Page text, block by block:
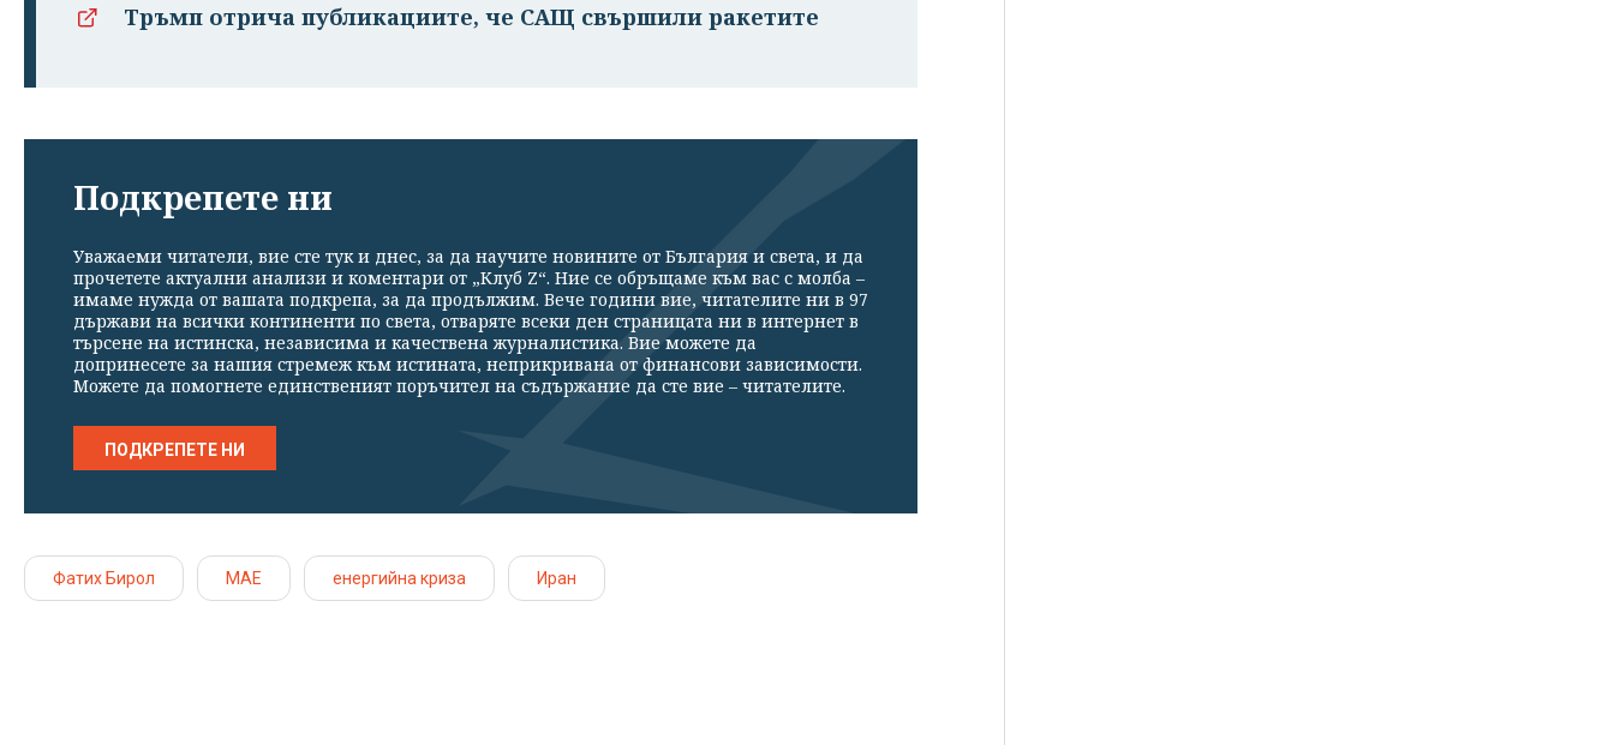
Тръмп отрича публикациите, че САЩ свършили ракетите
Подкрепете ни
Уважаеми читатели, вие сте тук и днес, за да научите новините от България и света, и да
прочетете актуални анализи и коментари от „Клуб Z“. Ние се обръщаме към вас с молба –
имаме нужда от вашата подкрепа, за да продължим. Вече години вие, читателите ни в 97
държави на всички континенти по света, отваряте всеки ден страницата ни в интернет в
търсене на истинска, независима и качествена журналистика. Вие можете да
допринесете за нашия стремеж към истината, неприкривана от финансови зависимости.
Можете да помогнете единственият поръчител на съдържание да сте вие – читателите.
ПОДКРЕПЕТЕ НИ
Фатих Бирол МАЕ енергийна криза Иран